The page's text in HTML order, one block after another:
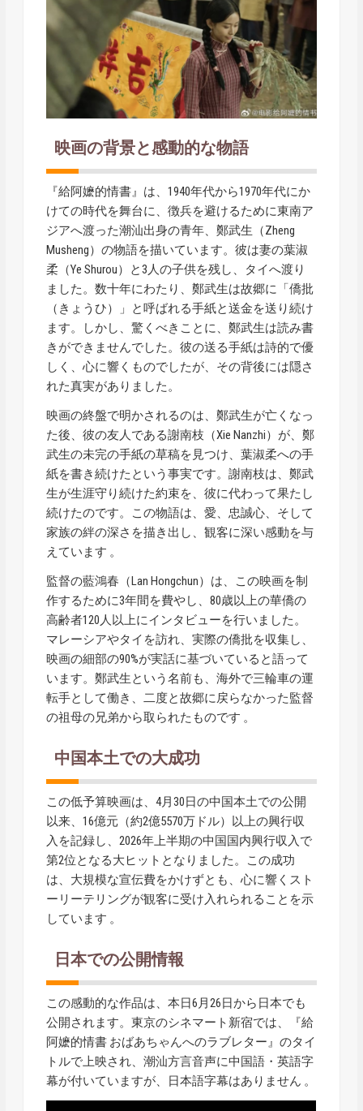
映画の背景と感動的な物語
『給阿嬷的情書』は、1940年代から1970年代にか
けての時代を舞台に、徴兵を避けるために東南ア
ジアへ渡った潮汕出身の青年、鄭武生（Zheng
Musheng）の物語を描いています。彼は妻の葉淑
柔（Ye Shurou）と3人の子供を残し、タイへ渡り
ました。数十年にわたり、鄭武生は故郷に「僑批
（きょうひ）」と呼ばれる手紙と送金を送り続け
ます。しかし、驚くべきことに、鄭武生は読み書
きができませんでした。彼の送る手紙は詩的で優
しく、心に響くものでしたが、その背後には隠さ
れた真実がありました。
映画の終盤で明かされるのは、鄭武生が亡くなっ
た後、彼の友人である謝南枝（Xie Nanzhi）が、鄭
武生の未完の手紙の草稿を見つけ、葉淑柔への手
紙を書き続けたという事実です。謝南枝は、鄭武
生が生涯守り続けた約束を、彼に代わって果たし
続けたのです。この物語は、愛、忠誠心、そして
家族の絆の深さを描き出し、観客に深い感動を与
えています 。
監督の藍鴻春（Lan Hongchun）は、この映画を制
作するために3年間を費やし、80歳以上の華僑の
高齢者120人以上にインタビューを行いました。
マレーシアやタイを訪れ、実際の僑批を収集し、
映画の細部の90%が実話に基づいていると語って
います。鄭武生という名前も、海外で三輪車の運
転手として働き、二度と故郷に戻らなかった監督
の祖母の兄弟から取られたものです 。
中国本土での大成功
この低予算映画は、4月30日の中国本土での公開
以来、16億元（約2億5570万ドル）以上の興行収
入を記録し、2026年上半期の中国国内興行収入で
第2位となる大ヒットとなりました。この成功
は、大規模な宣伝費をかけずとも、心に響くスト
ーリーテリングが観客に受け入れられることを示
しています 。
日本での公開情報
この感動的な作品は、本日6月26日から日本でも
公開されます。東京のシネマート新宿では、『給
阿嬷的情書 おばあちゃんへのラブレター』のタイ
トルで上映され、潮汕方言音声に中国語・英語字
幕が付いていますが、日本語字幕はありません 。